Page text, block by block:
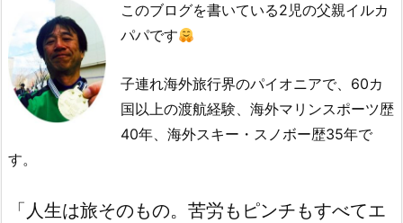
このブログを書いている2児の父親イルカ
パパです
子連れ海外旅行界のパイオニアで、60カ
国以上の渡航経験、海外マリンスポーツ歴
40年、海外スキー・スノボー歴35年で
す。
「人生は旅そのもの。苦労もピンチもすべてエ